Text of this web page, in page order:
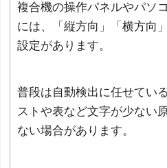
複合機の操作パネルやパソ
には、「縦方向」「横方向
設定があります。
普段は自動検出に任せてい
ストや表など文字が少ない
ない場合があります。